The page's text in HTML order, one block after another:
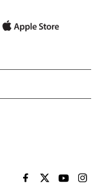
EL PAÍS BRASIL EN
EL PAÍSEL PAÍS
EL